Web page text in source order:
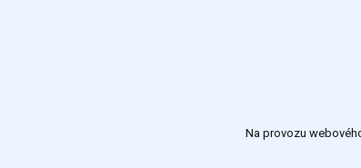
Na provozu